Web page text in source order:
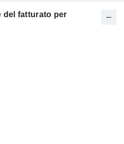
del fatturato per